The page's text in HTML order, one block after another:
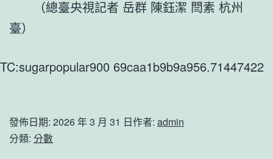
（總臺央視記者 岳群 陳鈺潔 閆素 杭州
臺）
TC:sugarpopular900 69caa1b9b9a956.71447422
發佈日期: 2026 年 3 月 31 日作者: admin
分類: 分數